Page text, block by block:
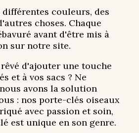
couleurs, des
choses. Chaque
avant d'être mis à
sur notre site.
d'ajouter une touche
et à vos sacs ? Ne
avons la solution
: nos porte-clés oiseaux
avec passion et soin,
est unique en son genre.